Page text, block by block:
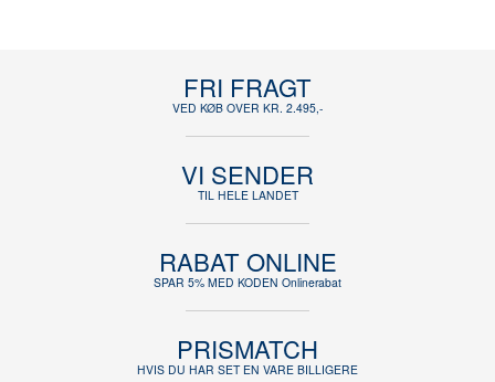
FRI FRAGT
VED KØB OVER KR. 2.495,-
VI SENDER
TIL HELE LANDET
RABAT ONLINE
SPAR 5% MED KODEN Onlinerabat
PRISMATCH
HVIS DU HAR SET EN VARE BILLIGERE